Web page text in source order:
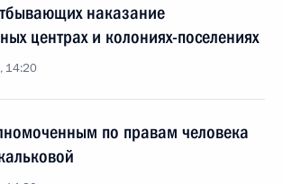
наказание
центрах и колониях-поселениях
14:20
по правам человека